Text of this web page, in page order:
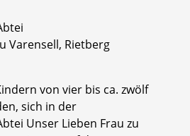
Varensell, Rietberg
von vier bis ca. zwölf
sich in der
Unser Lieben Frau zu